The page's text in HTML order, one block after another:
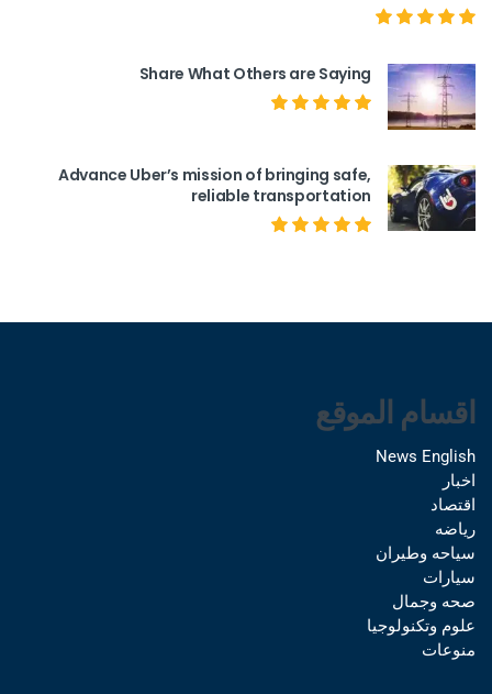
Share What Others are Saying
Advance Uber’s mission of bringing safe,
reliable transportation
اقسام الموقع
News English
اخبار
اقتصاد
رياضه
سياحه وطيران
سيارات
صحه وجمال
علوم وتكنولوجيا
منوعات